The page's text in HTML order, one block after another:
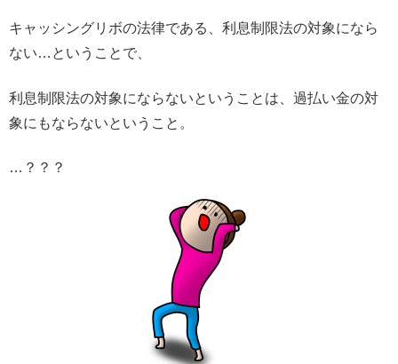
キャッシングリボの法律である、利息制限法の対象になら
ない…ということで、
利息制限法の対象にならないということは、過払い金の対
象にもならないということ。
…？？？